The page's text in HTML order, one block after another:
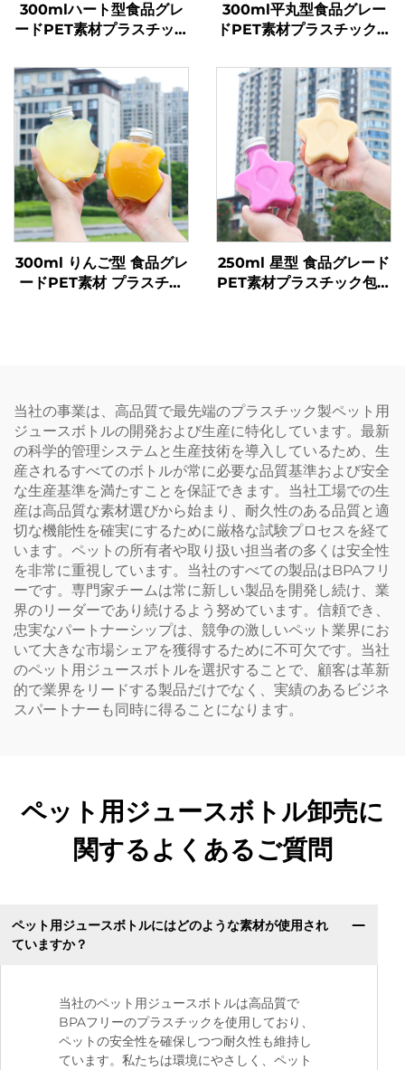
300mlハート型食品グレ
ードPET素材プラスチック
ンク用ホットセール
300ml平丸型食品グレー
ドPET素材プラスチック包
ティー用
300ml りんご型 食品グレ
ードPET素材 プラスチッ
250ml 星型 食品グレード
PET素材プラスチック包装
当社の事業は、高品質で最先端のプラスチック製ペット用
ジュースボトルの開発および生産に特化しています。最新
の科学的管理システムと生産技術を導入しているため、生
産されるすべてのボトルが常に必要な品質基準および安全
な生産基準を満たすことを保証できます。当社工場での生
産は高品質な素材選びから始まり、耐久性のある品質と適
切な機能性を確実にするために厳格な試験プロセスを経て
います。ペットの所有者や取り扱い担当者の多くは安全性
を非常に重視しています。当社のすべての製品はBPAフリ
ーです。専門家チームは常に新しい製品を開発し続け、業
界のリーダーであり続けるよう努めています。信頼でき、
忠実なパートナーシップは、競争の激しいペット業界にお
いて大きな市場シェアを獲得するために不可欠です。当社
のペット用ジュースボトルを選択することで、顧客は革新
的で業界をリードする製品だけでなく、実績のあるビジネ
スパートナーも同時に得ることになります。
ペット用ジュースボトル卸売に
関するよくあるご質問
ペット用ジュースボトルにはどのような素材が使用され
ていますか？
当社のペット用ジュースボトルは高品質で
BPAフリーのプラスチックを使用しており、
ペットの安全性を確保しつつ耐久性も維持し
ています。私たちは環境にやさしく、ペット